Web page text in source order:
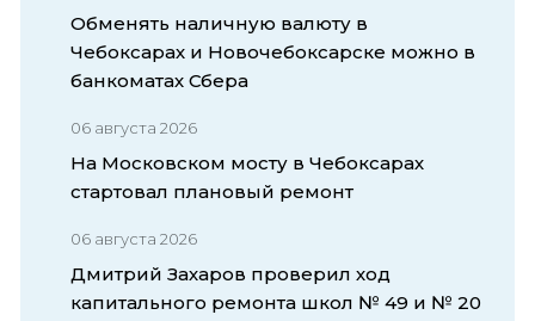
Обменять наличную валюту в
Чебоксарах и Новочебоксарске можно в
банкоматах Сбера
06 августа 2026
На Московском мосту в Чебоксарах
стартовал плановый ремонт
06 августа 2026
Дмитрий Захаров проверил ход
капитального ремонта школ № 49 и № 20